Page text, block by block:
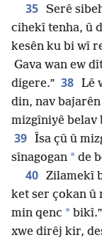
35 Serê
cihekî tenha, û
kesên ku bi wî
Gava wan ew
digere.” 38 Lê
din, nav
mizgîniyê belav
39 Îsa çû û
sînagogan * de
40 Zilamekî
ket ser çokan û
min qenc * bikî.”
xwe dirêj kir,